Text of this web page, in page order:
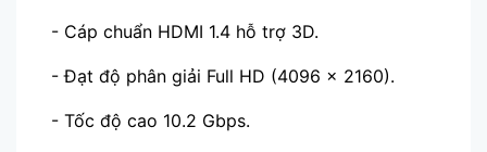
- Cáp chuẩn HDMI 1.4 hỗ trợ 3D.
- Đạt độ phân giải Full HD (4096 x 2160).
- Tốc độ cao 10.2 Gbps.